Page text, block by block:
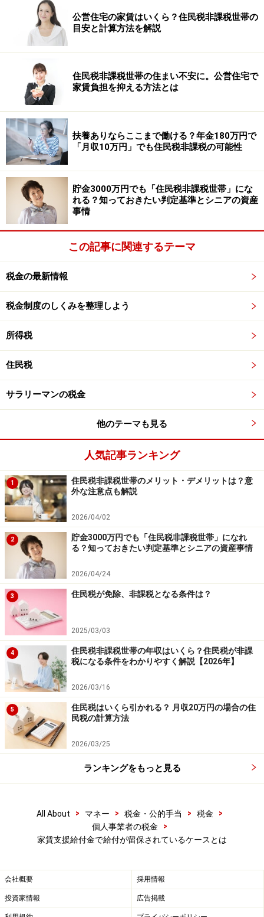
といった項目も「持続化給付金」の申請の際と同様の注
意点です。
では、ここから「家賃支援給付金」の支給申請で特有な
注意点を紹介していきましょう。
給付の要件を確認できない賃貸借契約書が
添付されている
申請に添付される契約書に必要となるのは以下の2つの
要件を満たす契約書です。
2020年3月31日の時点で、有効な賃貸借契約がある
申請日時点で、有効な賃貸借契約があること
「家賃支援給付金」の申請期間は、2020年7月14日から
2021年1月15日までです。仮に、2020年10月25日に「家
賃支援給付金」の申請を行うのであれば、2020年3月31
日と、2020年10月25日の両方の日付が入っている賃貸借
契約書が必要で、2020年3月31日から申請日までの間
は、2020年3月31日時点に締結していたものと、申請日
時点で有効なものとの、2種類が必要となります。
給付の要件を満たさない賃貸借契約書の記載例 （出典：中
小企業庁 資料より）
したがって、上記の事例では賃貸借契約期間内に2020年
が添付されている
「家賃支援給付金」の申請で必要な賃貸借契約書は賃貸
借契約が有効であることを確認するために、賃貸人と賃
公営住宅の家賃はいくら？住民税非課税世帯の
目安と計算方法を解説
住民税非課税世帯の住まい不安に。公営住宅で
家賃負担を抑える方法とは
扶養ありならここまで働ける？年金180万円で
「月収10万円」でも住民税非課税の可能性
貯金3000万円でも「住民税非課税世帯」にな
れる？知っておきたい判定基準とシニアの資産
事情
この記事に関連するテーマ
税金の最新情報
税金制度のしくみを整理しよう
所得税
住民税
サラリーマンの税金
他のテーマも見る
人気記事ランキング
1
住民税非課税世帯のメリット・デメリットは？意
外な注意点も解説
2026/04/02
2
貯金3000万円でも「住民税非課税世帯」になれ
る？知っておきたい判定基準とシニアの資産事情
2026/04/24
3 住民税が免除、非課税となる条件は？
2025/03/03
4
住民税非課税世帯の年収はいくら？住民税が非課
税になる条件をわかりやすく解説【2026年】
2026/03/16
5
住民税はいくら引かれる？ 月収20万円の場合の住
民税の計算方法
2026/03/25
ランキングをもっと見る
All About > マネー > 税金・公的手当 > 税金
>
個人事業者の税金
>
家賃支援給付金で給付が留保されているケースとは
会社概要 採用情報
投資家情報 広告掲載